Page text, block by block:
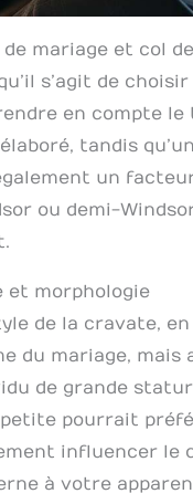
de mariage et col
s’agit de
en compte
tandis
un
ou demi-
et morphologie
de la cravate,
du mariage, mais
de grande
pourrait
influencer le
à votre